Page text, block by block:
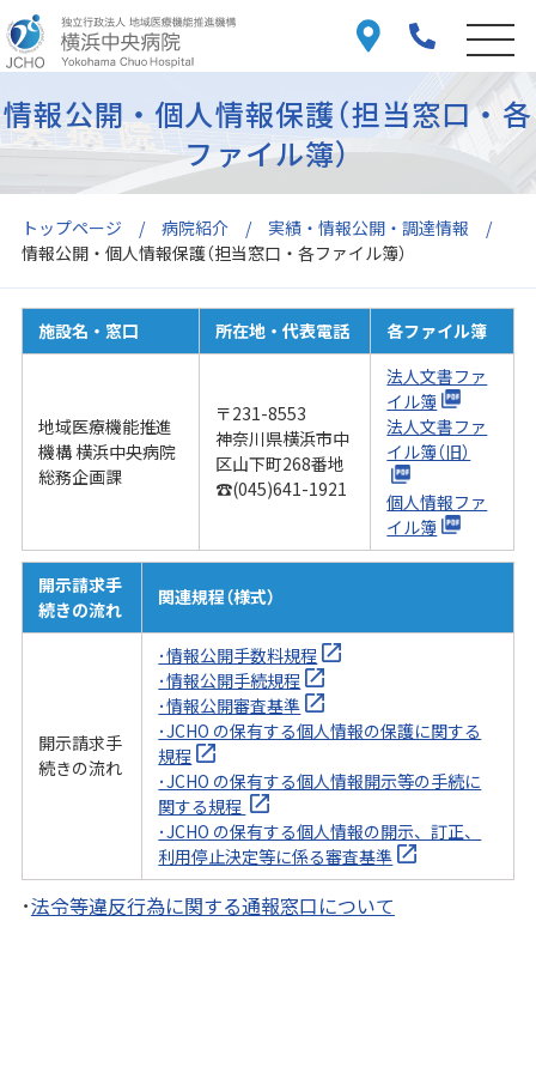
トップページ 病院紹介
実績・情報公開・調達情報
情報公開・個人情報保護（担当窓口・各ファイル簿）
情報公開・個人情報保護（担当窓口・各
ファイル簿）
施設名・窓口 所在地・代表電話 各ファイル簿
地域医療機能推進
機構 横浜中央病院
総務企画課
〒231-8553
神奈川県横浜市中
区山下町268番地
☎(045)641-1921
法人文書ファ
イル簿
法人文書ファ
イル簿（旧）
個人情報ファ
イル簿
開示請求手
続きの流れ
関連規程（様式）
開示請求手
続きの流れ
･情報公開手数料規程
･情報公開手続規程
･情報公開審査基準
･JCHO の保有する個人情報の保護に関する
規程
･JCHO の保有する個人情報開示等の手続に
関する規程
･JCHO の保有する個人情報の開示、訂正、
利用停止決定等に係る審査基準
･法令等違反行為に関する通報窓口について